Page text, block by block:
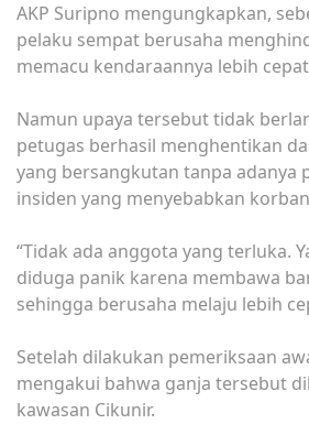
AKP Suripno mengungkapkan,
pelaku sempat berusaha
memacu kendaraannya lebih
Namun upaya tersebut tidak
petugas berhasil menghentikan
yang bersangkutan tanpa adanya
insiden yang menyebabkan
“Tidak ada anggota yang terluka.
diduga panik karena membawa
sehingga berusaha melaju lebih
Setelah dilakukan pemeriksaan
mengakui bahwa ganja tersebut
kawasan Cikunir.